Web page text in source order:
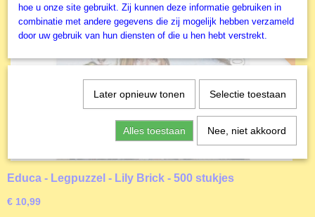
NIEUW
Educa - Legpuzzel - Lily Brick - 500 stukjes
€ 10,99
hoe u onze site gebruikt. Zij kunnen deze informatie gebruiken in
combinatie met andere gegevens die zij mogelijk hebben verzameld
door uw gebruik van hun diensten of die u hen hebt verstrekt.
Later opnieuw tonen Selectie toestaan
Alles toestaan Nee, niet akkoord